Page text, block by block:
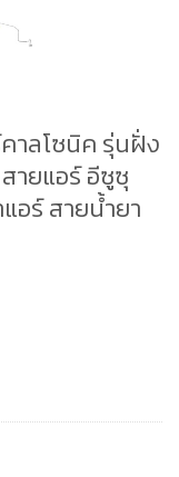
าลโซนิค รุ่นฝั่ง
ายแอร์ อีซูซุ
อร์ สายน้ำยา